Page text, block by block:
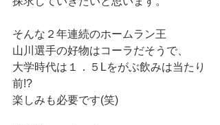
そんな２年連続のホームラン王
山川選手の好物はコーラだそうで、
大学時代は１．５Lをがぶ飲みは当たり
前!?
楽しみも必要です(笑)